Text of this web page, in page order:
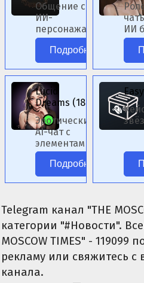
Общение с
ИИ-
персонажами
аниме без
цензуры.
Подробнее
ИИ
Lucid
Dreams (18+)
Эротический
AI-чат с
элементами
фэнтези.
Подробнее
Telegram канал "THE
категории "#Новости".
MOSCOW TIMES" - 119099
рекламу или свяжитесь с
канала.